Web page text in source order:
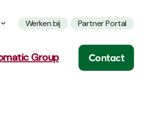
Werken bij Partner Portal
Group Contact